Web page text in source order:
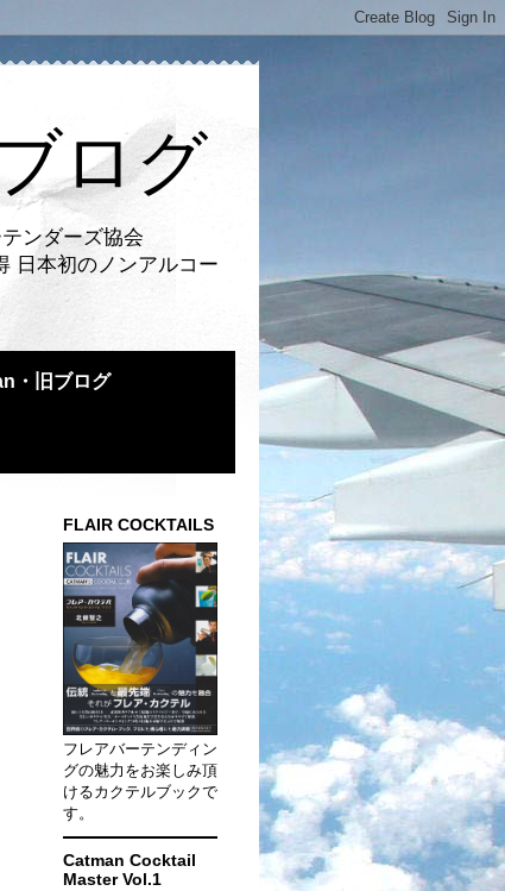
ログ
ンダーズ協会
日本初のノンアルコー
・旧ブログ
FLAIR COCKTAILS
フレアバーテンディン
グの魅力をお楽しみ頂
けるカクテルブックで
す。
Catman Cocktail
Master Vol.1